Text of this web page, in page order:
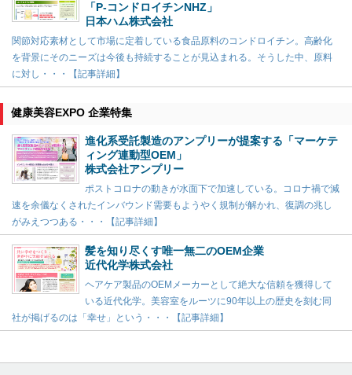
「P-コンドロイチンNHZ」
日本ハム株式会社
関節対応素材として市場に定着している食品原料のコンドロイチン。高齢化
を背景にそのニーズは今後も持続することが見込まれる。そうした中、原料
に対し・・・【記事詳細】
健康美容EXPO 企業特集
進化系受託製造のアンプリーが提案する「マーケテ
ィング連動型OEM」
株式会社アンプリー
ポストコロナの動きが水面下で加速している。コロナ禍で減
速を余儀なくされたインバウンド需要もようやく規制が解かれ、復調の兆し
がみえつつある・・・【記事詳細】
髪を知り尽くす唯一無二のOEM企業
近代化学株式会社
ヘアケア製品のOEMメーカーとして絶大な信頼を獲得して
いる近代化学。美容室をルーツに90年以上の歴史を刻む同
社が掲げるのは「幸せ」という・・・【記事詳細】